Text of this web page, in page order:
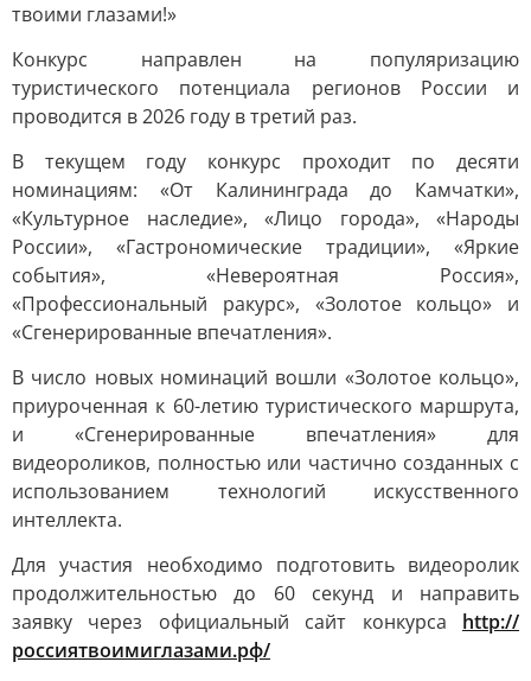
твоими глазами!»
Конкурс направлен на популяризацию
туристического потенциала регионов России и
проводится в 2026 году в третий раз.
В текущем году конкурс проходит по десяти
номинациям: «От Калининграда до Камчатки»,
«Культурное наследие», «Лицо города», «Народы
России», «Гастрономические традиции», «Яркие
события», «Невероятная Россия»,
«Профессиональный ракурс», «Золотое кольцо» и
«Сгенерированные впечатления».
В число новых номинаций вошли «Золотое кольцо»,
приуроченная к 60-летию туристического маршрута,
и «Сгенерированные впечатления» для
видеороликов, полностью или частично созданных с
использованием технологий искусственного
интеллекта.
Для участия необходимо подготовить видеоролик
продолжительностью до 60 секунд и направить
заявку через официальный сайт конкурса http://
россиятвоимиглазами.рф/